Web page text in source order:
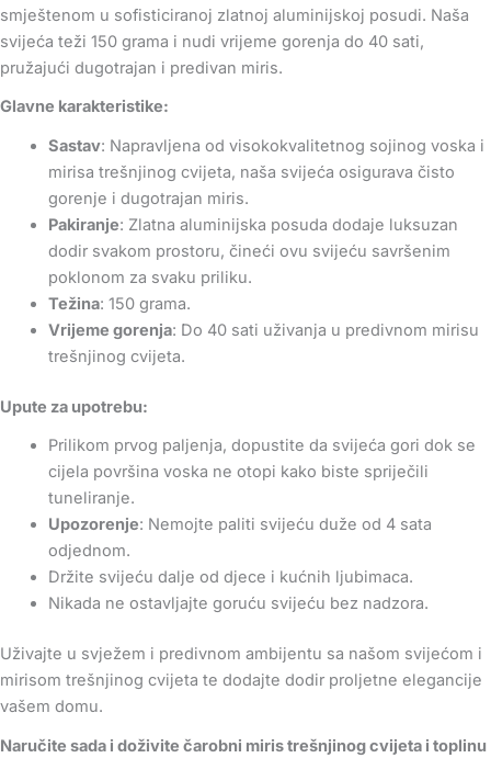
smještenom u sofisticiranoj zlatnoj aluminijskoj posudi. Naša
svijeća teži 150 grama i nudi vrijeme gorenja do 40 sati,
pružajući dugotrajan i predivan miris.
Glavne karakteristike:
Sastav: Napravljena od visokokvalitetnog sojinog voska i
mirisa trešnjinog cvijeta, naša svijeća osigurava čisto
gorenje i dugotrajan miris.
Pakiranje: Zlatna aluminijska posuda dodaje luksuzan
dodir svakom prostoru, čineći ovu svijeću savršenim
poklonom za svaku priliku.
Težina: 150 grama.
Vrijeme gorenja: Do 40 sati uživanja u predivnom mirisu
trešnjinog cvijeta.
Upute za upotrebu:
Prilikom prvog paljenja, dopustite da svijeća gori dok se
cijela površina voska ne otopi kako biste spriječili
tuneliranje.
Upozorenje: Nemojte paliti svijeću duže od 4 sata
odjednom.
Držite svijeću dalje od djece i kućnih ljubimaca.
Nikada ne ostavljajte goruću svijeću bez nadzora.
Uživajte u svježem i predivnom ambijentu sa našom svijećom i
mirisom trešnjinog cvijeta te dodajte dodir proljetne elegancije
vašem domu.
Naručite sada i doživite čarobni miris trešnjinog cvijeta i toplinu